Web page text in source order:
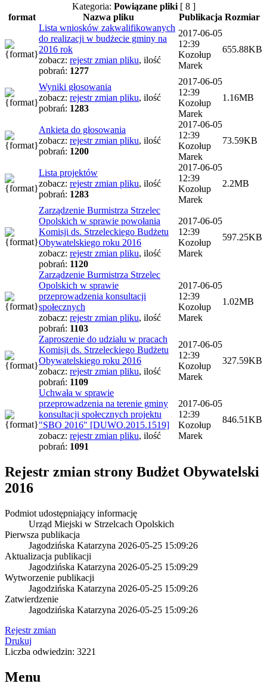
Kategoria: Powiązane pliki[ 8 ]
format
Nazwa pliku Publikacja Rozmiar
Lista wniosków zakwalifikowanych
do realizacji w budżecie gminy na
2016 rok
zobacz: rejestr zmian pliku, ilość
pobrań: 1277
2017-06-05
12:39
Kozołup
Marek
655.88KB
Wyniki głosowania
zobacz: rejestr zmian pliku, ilość
pobrań: 1283
2017-06-05
12:39
Kozołup
Marek
1.16MB
Ankieta do głosowania
zobacz: rejestr zmian pliku, ilość
pobrań: 1200
2017-06-05
12:39
Kozołup
Marek
73.59KB
Lista projektów
zobacz: rejestr zmian pliku, ilość
pobrań: 1283
2017-06-05
12:39
Kozołup
Marek
2.2MB
Zarządzenie Burmistrza Strzelec
Opolskich w sprawie powołania
Komisji ds. Strzeleckiego Budżetu
Obywatelskiego roku 2016
zobacz: rejestr zmian pliku, ilość
pobrań: 1120
2017-06-05
12:39
Kozołup
Marek
597.25KB
Zarządzenie Burmistrza Strzelec
Opolskich w sprawie
przeprowadzenia konsultacji
społecznych
zobacz: rejestr zmian pliku, ilość
pobrań: 1103
2017-06-05
12:39
Kozołup
Marek
1.02MB
Zaproszenie do udziału w pracach
Komisji ds. Strzeleckiego Budżetu
Obywatelskiego roku 2016
zobacz: rejestr zmian pliku, ilość
pobrań: 1109
2017-06-05
12:39
Kozołup
Marek
327.59KB
Uchwała w sprawie
przeprowadzenia na terenie gminy
konsultacji społecznych projektu
"SBO 2016" [DUWO.2015.1519]
zobacz: rejestr zmian pliku, ilość
pobrań: 1091
2017-06-05
12:39
Kozołup
Marek
846.51KB
Rejestr zmian strony Budżet Obywatelski
2016
Podmiot udostępniający informację
Urząd Miejski w Strzelcach Opolskich
Pierwsza publikacja
Jagodzińska Katarzyna 2026-05-25 15:09:26
Aktualizacja publikacji
Jagodzińska Katarzyna 2026-05-25 15:09:29
Wytworzenie publikacji
Jagodzińska Katarzyna 2026-05-25 15:09:26
Zatwierdzenie
Jagodzińska Katarzyna 2026-05-25 15:09:26
Rejestr zmian
Drukuj
Liczba odwiedzin: 3221
Menu